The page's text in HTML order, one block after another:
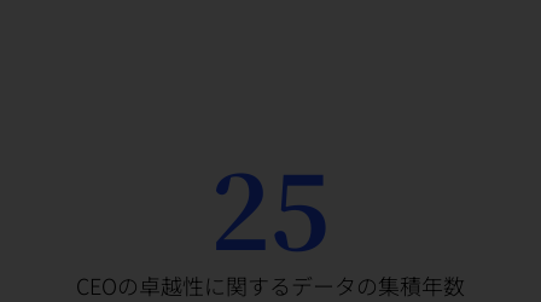
25
CEOの卓越性に関するデータの集積年数